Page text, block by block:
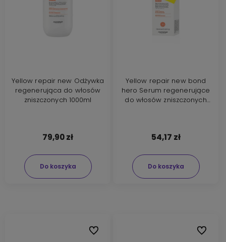
Yellow repair new Odżywka
regenerująca do włosów
zniszczonych 1000ml
79,90 zł
Do koszyka
Yellow repair new bond
hero Serum regenerujące
do włosów zniszczonych
54,17 zł
Do koszyka
Do ulubionych Do